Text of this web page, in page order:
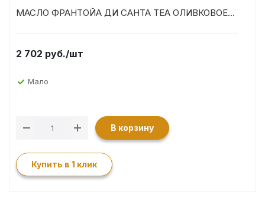
МАСЛО ФРАНТОЙА ДИ САНТА ТЕА ОЛИВКОВОЕ...
2 702 руб./шт
Мало
В корзину
Купить в 1 клик